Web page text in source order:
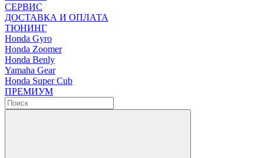
СЕРВИС
ДОСТАВКА И ОПЛАТА
ТЮНИНГ
Honda Gyro
Honda Zoomer
Honda Benly
Yamaha Gear
Honda Super Cub
ПРЕМИУМ